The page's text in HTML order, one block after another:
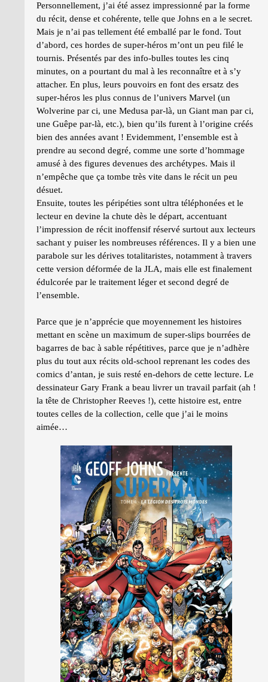
Personnellement, j’ai été assez impressionné par la forme
du récit, dense et cohérente, telle que Johns en a le secret.
Mais je n’ai pas tellement été emballé par le fond. Tout
d’abord, ces hordes de super-héros m’ont un peu filé le
tournis. Présentés par des info-bulles toutes les cinq
minutes, on a pourtant du mal à les reconnaître et à s’y
attacher. En plus, leurs pouvoirs en font des ersatz des
super-héros les plus connus de l’univers Marvel (un
Wolverine par ci, une Medusa par-là, un Giant man par ci,
une Guêpe par-là, etc.), bien qu’ils furent à l’origine créés
bien des années avant ! Evidemment, l’ensemble est à
prendre au second degré, comme une sorte d’hommage
amusé à des figures devenues des archétypes. Mais il
n’empêche que ça tombe très vite dans le récit un peu
désuet.
Ensuite, toutes les péripéties sont ultra téléphonées et le
lecteur en devine la chute dès le départ, accentuant
l’impression de récit inoffensif réservé surtout aux lecteurs
sachant y puiser les nombreuses références. Il y a bien une
parabole sur les dérives totalitaristes, notamment à travers
cette version déformée de la JLA, mais elle est finalement
édulcorée par le traitement léger et second degré de
l’ensemble.
Parce que je n’apprécie que moyennement les histoires
mettant en scène un maximum de super-slips bourrées de
bagarres de bac à sable répétitives, parce que je n’adhère
plus du tout aux récits old-school reprenant les codes des
comics d’antan, je suis resté en-dehors de cette lecture. Le
dessinateur Gary Frank a beau livrer un travail parfait (ah !
la tête de Christopher Reeves !), cette histoire est, entre
toutes celles de la collection, celle que j’ai le moins
aimée…